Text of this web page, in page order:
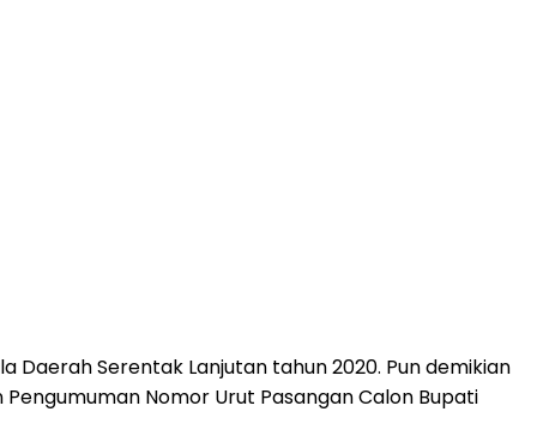
Serentak Lanjutan tahun 2020. Pun demikian
Nomor Urut Pasangan Calon Bupati